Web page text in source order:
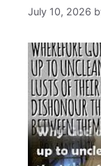
July 10, 2026